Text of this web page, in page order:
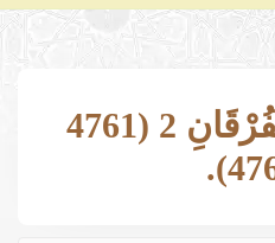
109- سُورَةُ الْفُرْقَانِ 2 (4761